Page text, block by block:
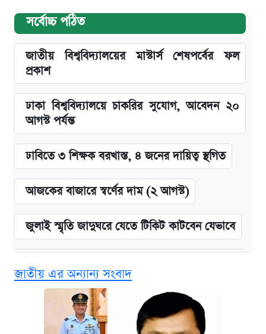
সর্বোচ্চ পঠিত
জাতীয় বিশ্ববিদ্যালয়ের মাস্টার্স শেষপর্বের ফল
প্রকাশ
ঢাকা বিশ্ববিদ্যালয়ে চাকরির সুযোগ, আবেদন ২০
আগস্ট পর্যন্ত
ঢাবিতে ৩ শিক্ষক বরখাস্ত, ৪ জনের দায়িত্ব স্থগিত
আজকের বাজারে স্বর্ণের দাম (২ আগস্ট)
জুলাই স্মৃতি জাদুঘরে যেতে টিকিট কাটবেন যেভাবে
জানা গেল
দেশের বাজারে ফের বেড়েছে সোনার দাম
জাতীয় এর অন্যান্য সংবাদ